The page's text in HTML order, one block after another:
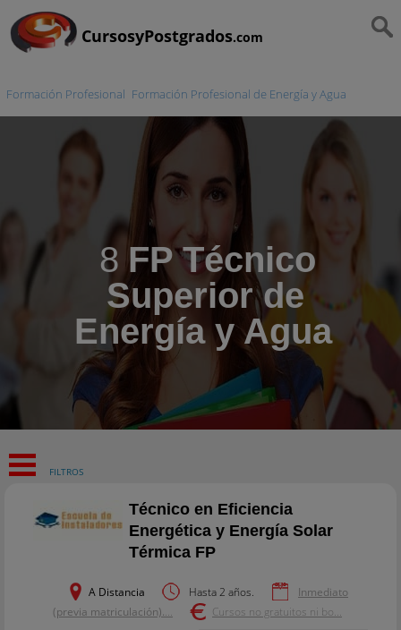
CursosyPostgrados.com
Formación Profesional Formación Profesional de Energía y Agua
8 FP Técnico
Superior de
Energía y Agua
FILTROS
Técnico en Eficiencia
Energética y Energía Solar
Térmica FP
A Distancia Hasta 2 años.
Inmediato
(previa matriculación)....
Cursos no gratuitos ni bo...